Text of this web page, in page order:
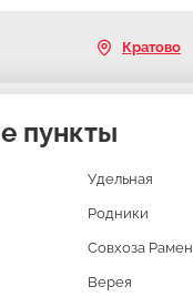
Кратово
пункты
Удельная
Родники
Совхоза
Верея